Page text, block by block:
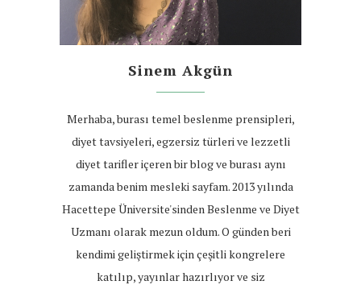
Sinem Akgün
Merhaba, burası temel beslenme prensipleri,
diyet tavsiyeleri, egzersiz türleri ve lezzetli
diyet tarifler içeren bir blog ve burası aynı
zamanda benim mesleki sayfam. 2013 yılında
Hacettepe Üniversite'sinden Beslenme ve Diyet
Uzmanı olarak mezun oldum. O günden beri
kendimi geliştirmek için çeşitli kongrelere
katılıp, yayınlar hazırlıyor ve siz